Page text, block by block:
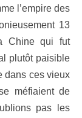
l’empire des
13
Chine qui fut
plutôt paisible
dans ces vieux
méfiaient de
pas les